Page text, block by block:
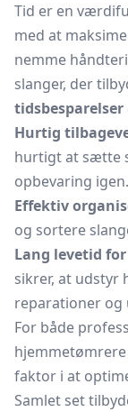
Tid er en
med at
nemme
slanger, der
tidsbesparelser
Hurtig
hurtigt at sætte
opbevaring igen.
Effektiv
og sortere
Lang levetid
sikrer, at udstyr
reparationer og
For både
faktor i at
Samlet set